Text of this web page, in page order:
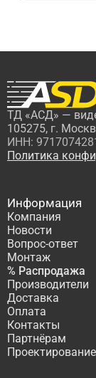
ТД «АСД» —
105275, г.
ИНН:
Политика
Информация
Компания
Новости
Вопрос-ответ
Монтаж
% Распродажа
Производители
Доставка
Оплата
Контакты
Партнёрам
Проектирование